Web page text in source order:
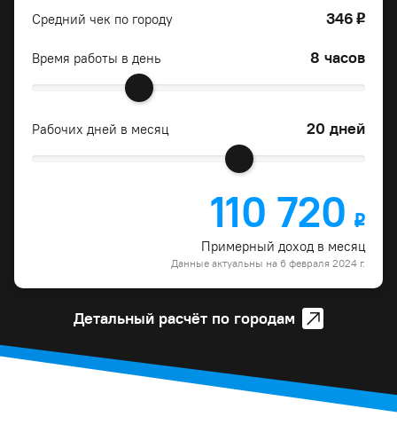
Средний чек по городу 346 o
Время работы в день 8 часов
Рабочих дней в месяц 20 дней
Примерный доход в месяц
110 720 o
Данные актуальны на 6 февраля 2024 г.
Детальный расчёт по городам